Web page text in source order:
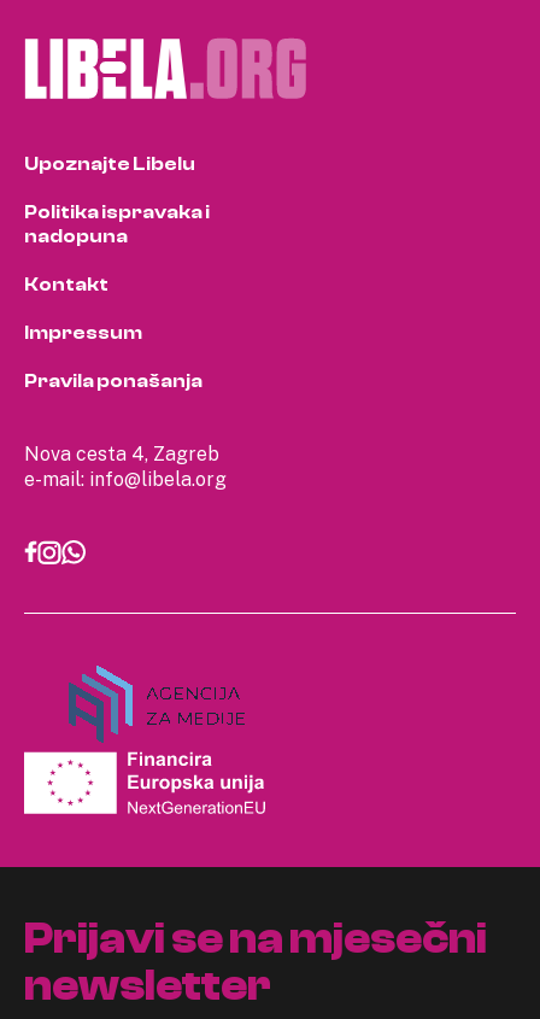
Nova cesta 4, Zagreb
e-mail: info@libela.org
Upoznajte Libelu
Politika ispravaka i
nadopuna
Kontakt
Impressum
Pravila ponašanja
Prijavi se na mjesečni
newsletter